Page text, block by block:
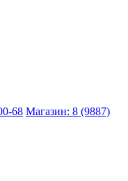
68 Магазин: 8 (9887)